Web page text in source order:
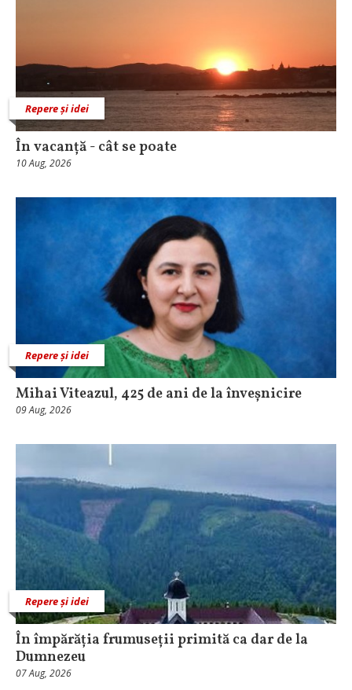
Repere și idei
În vacanță - cât se poate
10 Aug, 2026
Repere și idei
Mihai Viteazul, 425 de ani de la înveșnicire
09 Aug, 2026
Repere și idei
În împărăția frumuseții primită ca dar de la
Dumnezeu
07 Aug, 2026